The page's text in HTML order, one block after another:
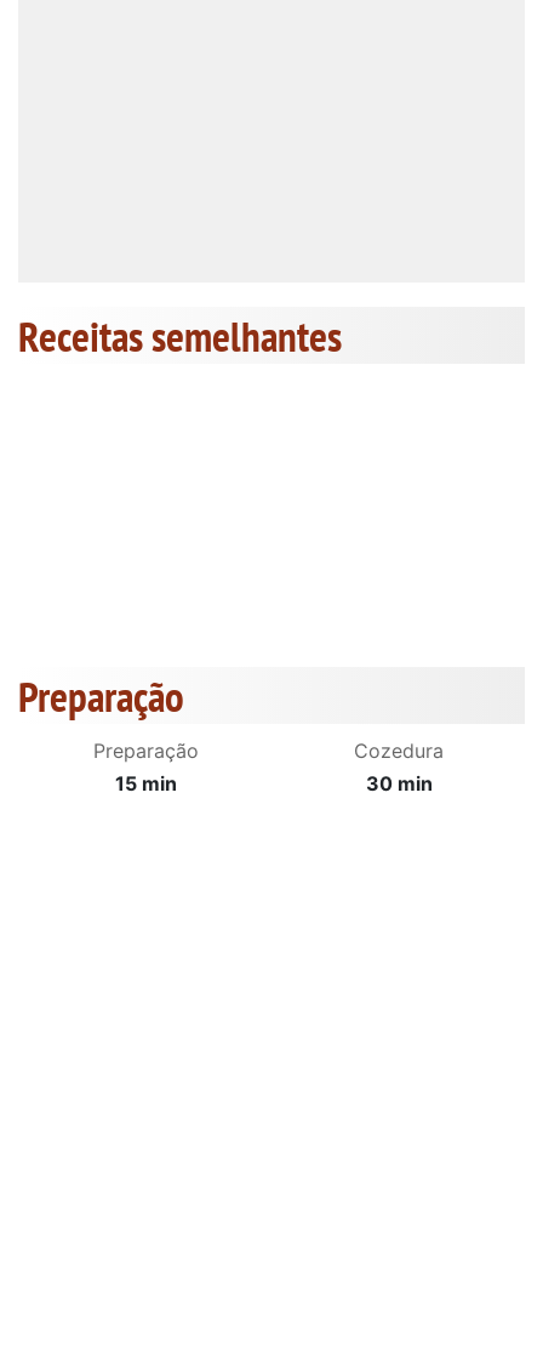
Receitas semelhantes
Preparação
Preparação
15 min
Cozedura
30 min